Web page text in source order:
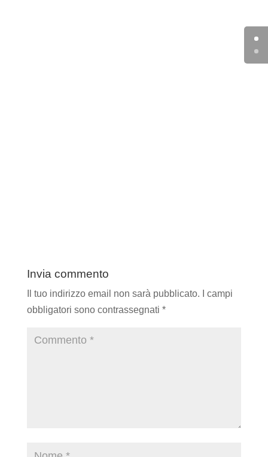
Invia commento
Il tuo indirizzo email non sarà pubblicato.
I campi
obbligatori sono contrassegnati *